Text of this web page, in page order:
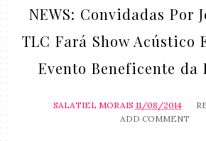
NEWS: Convidadas Por
TLC Fará Show Acústico
Evento Beneficente da
SALATIEL MORAIS 11/08/2014
ADD COMMENT